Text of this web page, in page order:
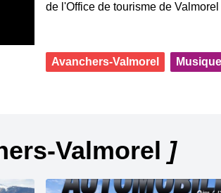
de l'Office de tourisme de
Avanchers-Valmorel Musique
Valmorel ]